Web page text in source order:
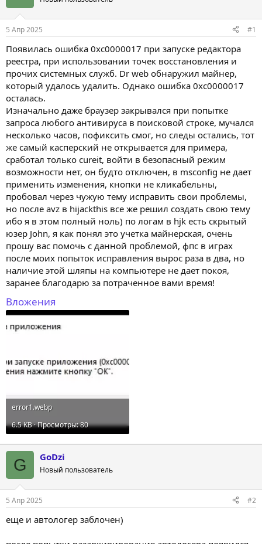
5 Апр 2025 #1
Появилась ошибка 0xc0000017 при запуске редактора
реестра, при использовании точек восстановления и
прочих системных служб. Dr web обнаружил майнер,
который удалось удалить. Однако ошибка 0xc0000017
осталась.
Изначально даже браузер закрывался при попытке
запроса любого антивируса в поисковой строке, мучался
несколько часов, пофиксить смог, но следы остались, тот
же самый касперский не открывается для примера,
сработал только cureit, войти в безопасный режим
возможности нет, он будто отключен, в msconfig не дает
применить изменения, кнопки не кликабельны,
пробовал через чужую тему исправить свои проблемы,
но после avz в hijackthis все же решил создать свою тему
ибо я в этом полный ноль) по логам в hjk есть скрытый
юзер John, я как понял это учетка майнерская, очень
прошу вас помочь с данной проблемой, фпс в играх
после моих попыток исправления вырос раза в два, но
наличие этой шляпы на компьютере не дает покоя,
заранее благодарю за потраченное вами время!
Вложения
error1.webp
6.5 KB · Просмотры: 80
G GoDzi
Новый пользователь
5 Апр 2025 #2
еще и автологер заблочен)